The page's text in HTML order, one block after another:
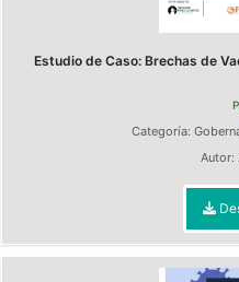
Estudio de Caso: Brechas de
Categoría:
Autor: